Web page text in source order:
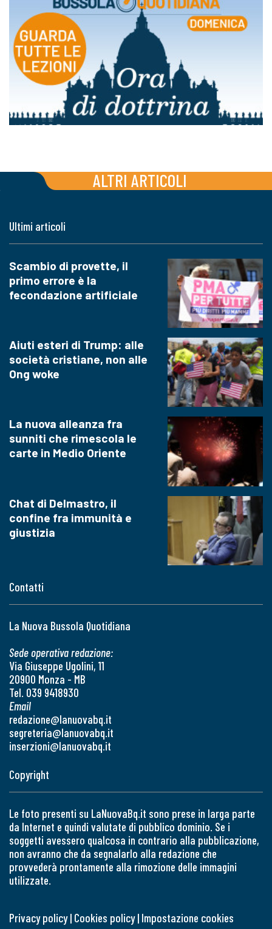
ALTRI ARTICOLI
Contatti
La Nuova Bussola Quotidiana
Sede operativa redazione:
Via Giuseppe Ugolini, 11
20900 Monza - MB
Tel. 039 9418930
Email
redazione@lanuovabq.it
segreteria@lanuovabq.it
inserzioni@lanuovabq.it
Ultimi articoli
Scambio di provette, il
primo errore è la
fecondazione artificiale
Aiuti esteri di Trump: alle
società cristiane, non alle
Ong woke
La nuova alleanza fra
sunniti che rimescola le
carte in Medio Oriente
Chat di Delmastro, il
confine fra immunità e
giustizia
Copyright
Le foto presenti su LaNuovaBq.it sono prese in larga parte
da Internet e quindi valutate di pubblico dominio. Se i
soggetti avessero qualcosa in contrario alla pubblicazione,
non avranno che da segnalarlo alla redazione che
provvederà prontamente alla rimozione delle immagini
utilizzate.
Privacy policy| Cookies policy| Impostazione cookies